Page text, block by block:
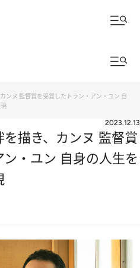
ンヌ 監督賞を受賞したトラン・アン・ユン 自
2023.12.13
描き、カンヌ 監督賞
・ユン 自身の人生を